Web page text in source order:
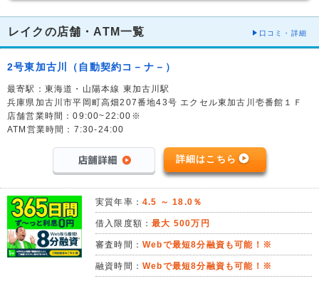
レイクの店舗・ATM一覧 口コミ・詳細
2号東加古川（自動契約コ－ナ－）
最寄駅：東海道・山陽本線 東加古川駅
兵庫県加古川市平岡町高畑207番地43号 エクセル東加古川壱番館１Ｆ
店舗営業時間：09:00~22:00※
ATM営業時間：7:30-24:00
詳細はこちら
実質年率： 4.5 ～ 18.0％
借入限度額：最大 500万円
審査時間： Webで最短8分融資も可能！※
融資時間： Webで最短8分融資も可能！※